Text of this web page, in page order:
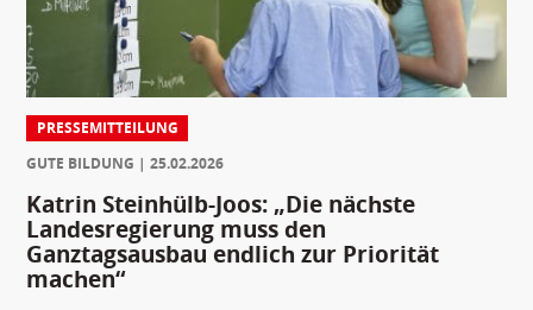
PRESSEMITTEILUNG
GUTE BILDUNG
25.02.2026
Katrin Steinhülb-Joos: „Die nächste
Landesregierung muss den
Ganztagsausbau endlich zur Priorität
machen“